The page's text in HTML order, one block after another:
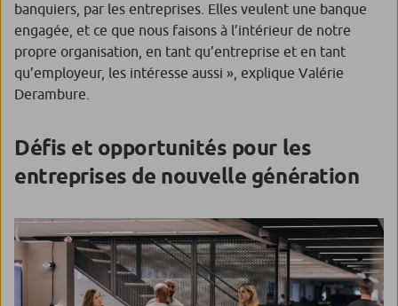
banquiers, par les entreprises. Elles veulent une banque
engagée, et ce que nous faisons à l’intérieur de notre
propre organisation, en tant qu’entreprise et en tant
qu’employeur, les intéresse aussi », explique Valérie
Derambure.
Défis et opportunités pour les
entreprises de nouvelle génération